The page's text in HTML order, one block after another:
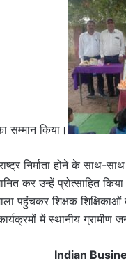
सम्मान किया।
निर्माता होने के साथ-
कर उन्हें प्रोत्साहित
पहुंचकर शिक्षक
में स्थानीय
Indian